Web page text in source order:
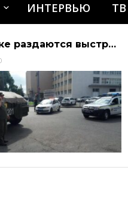
ИНТЕРВЬЮ
В Луцке раздаются выстрелы, террорист пытается сбить полицейский коптер | Алиби